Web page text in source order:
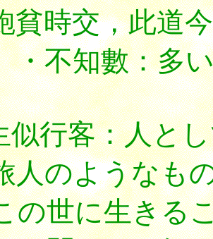
貧時交，此道
不知數：多
行客：人と
人のようなも
の世に生きる